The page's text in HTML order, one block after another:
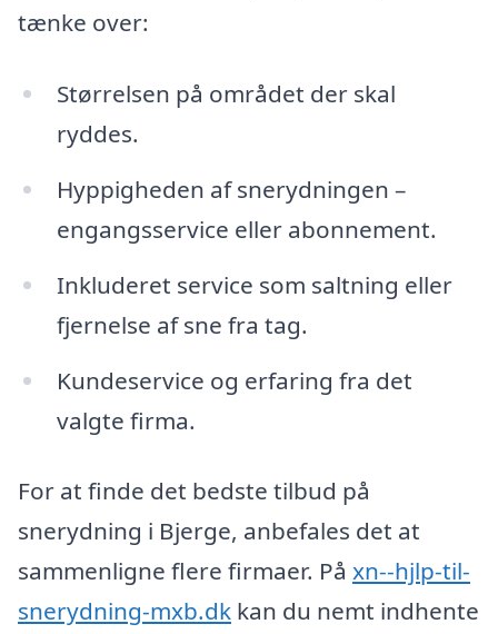
tænke over:
Størrelsen på området der skal
ryddes.
Hyppigheden af snerydningen –
engangsservice eller abonnement.
Inkluderet service som saltning eller
fjernelse af sne fra tag.
Kundeservice og erfaring fra det
valgte firma.
For at finde det bedste tilbud på
snerydning i Bjerge, anbefales det at
sammenligne flere firmaer. På xn--hjlp-til-
snerydning-mxb.dk kan du nemt indhente